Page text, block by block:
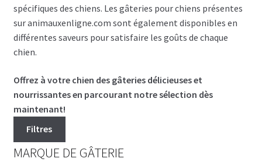
spécifiques des chiens. Les gâteries pour chiens présentes
sur animauxenligne.com sont également disponibles en
différentes saveurs pour satisfaire les goûts de chaque
chien.
Offrez à votre chien des gâteries délicieuses et
nourrissantes en parcourant notre sélection dès
maintenant!
Filtres
MARQUE DE GÂTERIE